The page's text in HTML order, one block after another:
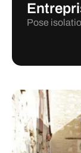
Pose